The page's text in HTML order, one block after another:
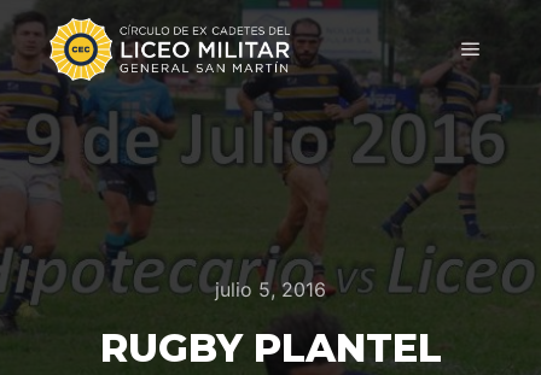
julio 5, 2016
RUGBY PLANTEL